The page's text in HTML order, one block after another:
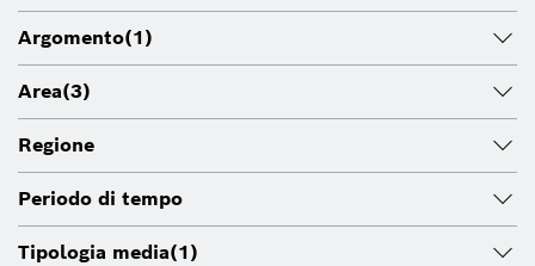
Argomento(1)
Area(3)
Regione
Periodo di tempo
Tipologia media(1)